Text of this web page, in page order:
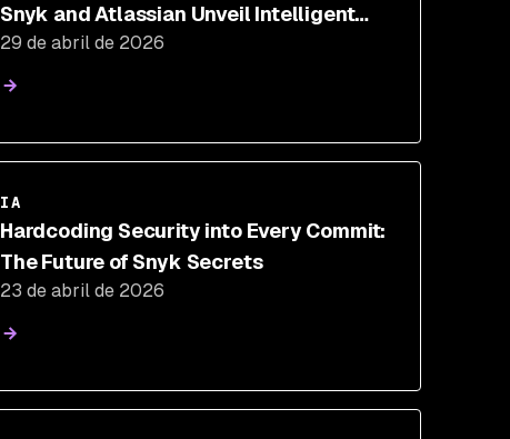
Snyk and Atlassian Unveil Intelligent
Remediation for Jira
29 de abril de 2026
IA
Hardcoding Security into Every Commit:
The Future of Snyk Secrets
23 de abril de 2026